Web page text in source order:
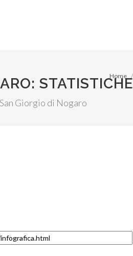
STATISTICHE
Giorgio di Nogaro
Home